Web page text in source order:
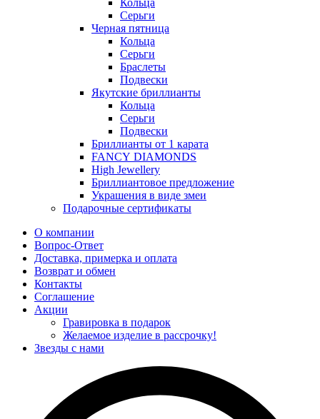
Кольца
Серьги
Черная пятница
Кольца
Серьги
Браслеты
Подвески
Якутские бриллианты
Кольца
Серьги
Подвески
Бриллианты от 1 карата
FANCY DIAMONDS
High Jewellery
Бриллиантовое предложение
Украшения в виде змеи
Подарочные сертификаты
О компании
Вопрос-Ответ
Доставка, примерка и оплата
Возврат и обмен
Контакты
Соглашение
Акции
Гравировка в подарок
Желаемое изделие в рассрочку!
Звезды с нами